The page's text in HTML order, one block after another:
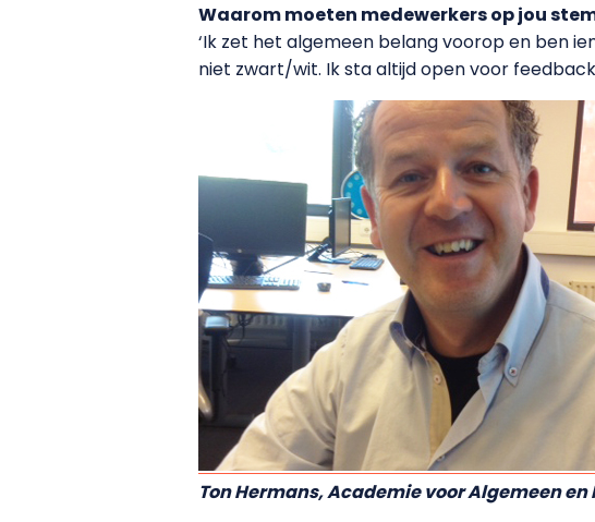
Waarom moeten medewerkers op jou
‘Ik zet het algemeen belang voorop en ben
niet zwart/wit. Ik sta altijd open voor
Ton Hermans, Academie voor Algemeen